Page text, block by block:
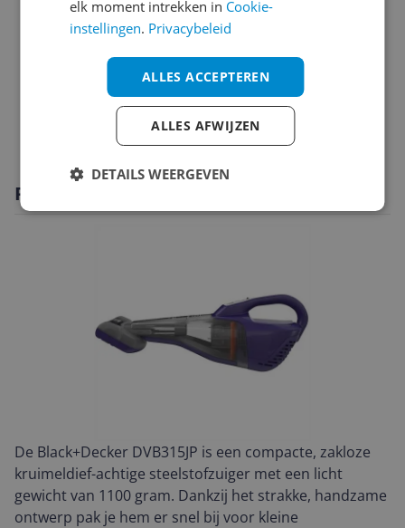
Overige kenmerken
Productinformatie
Verpakking
Productomschrijving
De Black+Decker DVB315JP is een compacte, zakloze
kruimeldief-achtige steelstofzuiger met een licht
gewicht van 1100 gram. Dankzij het strakke, handzame
ontwerp pak je hem er snel bij voor kleine
elk moment intrekken in Cookie-
instellingen. Privacybeleid
ALLES ACCEPTEREN
ALLES AFWIJZEN
DETAILS WEERGEVEN